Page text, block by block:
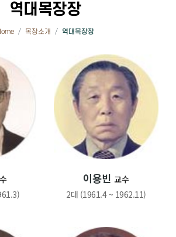
역대목장장
목장소개 역대목장장
이용빈 교수
2대 (1961.4 ~ 1962.11)